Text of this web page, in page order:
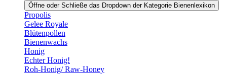
Öffne oder Schließe das Dropdown der Kategorie Bienenlexikon
Propolis
Gelee Royale
Blütenpollen
Bienenwachs
Honig
Echter Honig!
Roh-Honig/ Raw-Honey